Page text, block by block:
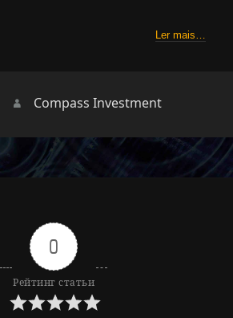
Ler mais…
Автор
Compass Investment
0
Рейтинг статьи